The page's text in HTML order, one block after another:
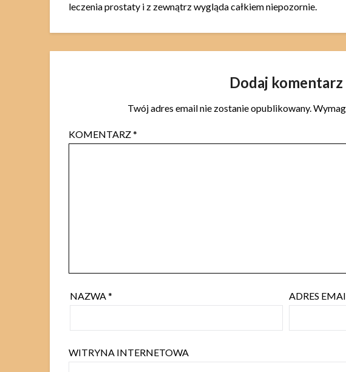
leczenia prostaty i z zewnątrz wygląda całkiem niepozornie.
Dodaj komentarz
Twój adres email nie zostanie opublikowany.
KOMENTARZ*
NAZWA* ADRES
WITRYNA INTERNETOWA